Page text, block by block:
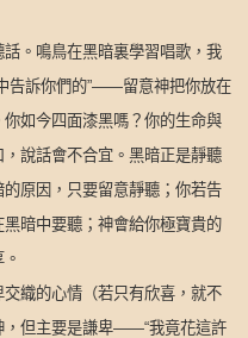
。鳴鳥在黑暗裏學習唱歌，我
告訴你們的”——留意神把你放在
如今四面漆黑嗎？你的生命與
說話會不合宜。黑暗正是靜聽
原因，只要留意靜聽；你若告
暗中要聽；神會給你極寶貴的
織的心情（若只有欣喜，就不
，但主要是謙卑——“我竟花這許